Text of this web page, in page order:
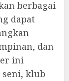
berbagai
dapat
dan
ini
klub